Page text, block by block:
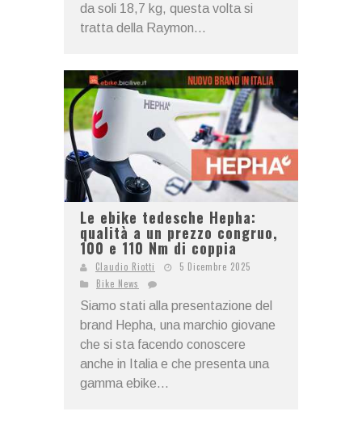
da soli 18,7 kg, questa volta si
tratta della Raymon...
Le ebike tedesche Hepha:
qualità a un prezzo congruo,
100 e 110 Nm di coppia
Claudio Riotti
5 Dicembre 2025
Bike News
Siamo stati alla presentazione del
brand Hepha, una marchio giovane
che si sta facendo conoscere
anche in Italia e che presenta una
gamma ebike...